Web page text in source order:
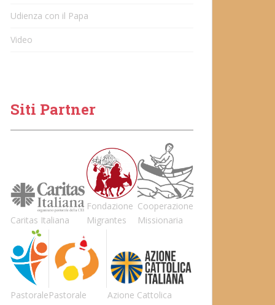
Udienza con il Papa
Video
Siti Partner
Caritas Italiana
Fondazione
Migrantes
Cooperazione
Missionaria
PastoralePastorale
Azione Cattolica